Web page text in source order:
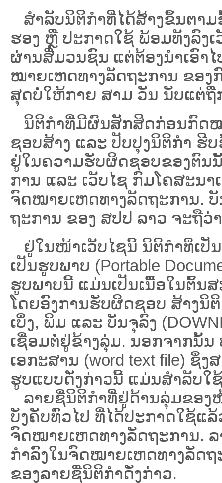
ສໍາລັບນິຕິກໍາທີ່ໄດ້ສ້າງຂຶ້ນຕາ
ຮອງ ຫຼື ປະກາດໃຊ້ ພ້ອມທັງລົງ
ຜ່ານສື່ມວນຊົນ ແຕ່ຕ້ອງນໍາເອົາ
ໝາຍ​ເຫດ​ທາງ​ລັດ​ຖະ​ການ​ ຂອ
ສຸດບໍ່ໃຫ້ກາຍ ສາມ ວັນ ນັບແຕ່ຖື
ນິ​ຕິ​ກຳ​ທີ່​ມີ​ຜົນ​ສັກ​ສິດ​ກ່ອນ​ກົດ​ໝ
ຊອບ​ສ້າງ ແລະ ປັບ​ປຸງນິ​ຕິ​ກຳ ຮີ
ຢູ່ໃນຄວາມຮັບຜິດຊອບຂອງຕົນ
ການ ແລະ ເວັບໄຊ​ ກົມໂຄສະນ
ຈົດໝາຍເຫດທາງລັດຖະການ.
ຖະ​ການ ຂອງ ສປ​ປ ລາວ ​ຈະຖື​
ຢູ່ໃນໜ້າ​ເວັບ​ໄຊ​ນີ້ ນິຕິກຳທີ່ເປັ
ເປັນຮູບພາບ (Portable
ຮູບພາບນີ້ ແມ່ນເປັນເນື້ອໃນຕົ້ນ
ໂດຍອົງການຮັບຜິດຊອບ ສ້າງນິ
ເບິ່ງ, ພິມ ແລະ ບັນຈຸລົງ
ເຊື່ອມຕໍ່ຢູ່ຂ້າງລຸ່ມ. ນອກຈາກນັ້ນ
ເອກະສານ (word text file) ຊຶ່
ຮູບແບບດັ່ງກ່າວນີ້ ແມ່ນສຳລັບໃ
ລາຍຊື່ນິຕິກຳທີ່ຢູ່ດ້ານລຸ່ມຂອງ
ບັງຄັບທົ່ວໄປ ທີ່ໄດ້ປະກາດໃຊ້ແ
ຈົດໝາຍເຫດທາງລັດຖະການ.
ກຳລົງໃນຈົດໝາຍເຫດທາງລັດ
ຂອງລາຍຊື່ນິຕິກໍາດັ່ງກ່າວ.